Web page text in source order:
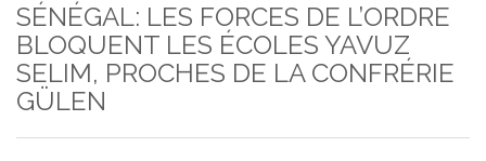
SÉNÉGAL: LES FORCES DE L’ORDRE
BLOQUENT LES ÉCOLES YAVUZ
SELIM, PROCHES DE LA CONFRÉRIE
GÜLEN